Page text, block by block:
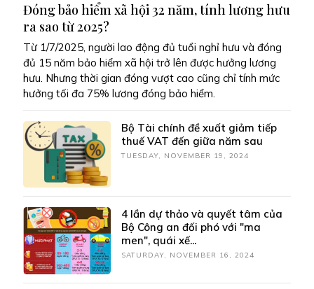
Đóng bảo hiểm xã hội 32 năm, tính lương hưu
ra sao từ 2025?
Từ 1/7/2025, người lao động đủ tuổi nghỉ hưu và đóng
đủ 15 năm bảo hiểm xã hội trở lên được hưởng lương
hưu. Nhưng thời gian đóng vượt cao cũng chỉ tính mức
hưởng tối đa 75% lương đóng bảo hiểm.
Bộ Tài chính đề xuất giảm tiếp
thuế VAT đến giữa năm sau
TUESDAY, NOVEMBER 19, 2024
4 lần dự thảo và quyết tâm của
Bộ Công an đối phó với "ma
men", quái xế...
SATURDAY, NOVEMBER 16, 2024